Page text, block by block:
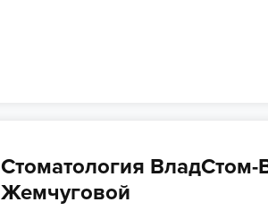
Стоматология
Жемчуговой